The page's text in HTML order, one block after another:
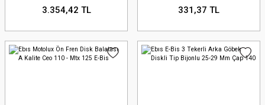
3.354,42 TL 331,37 TL